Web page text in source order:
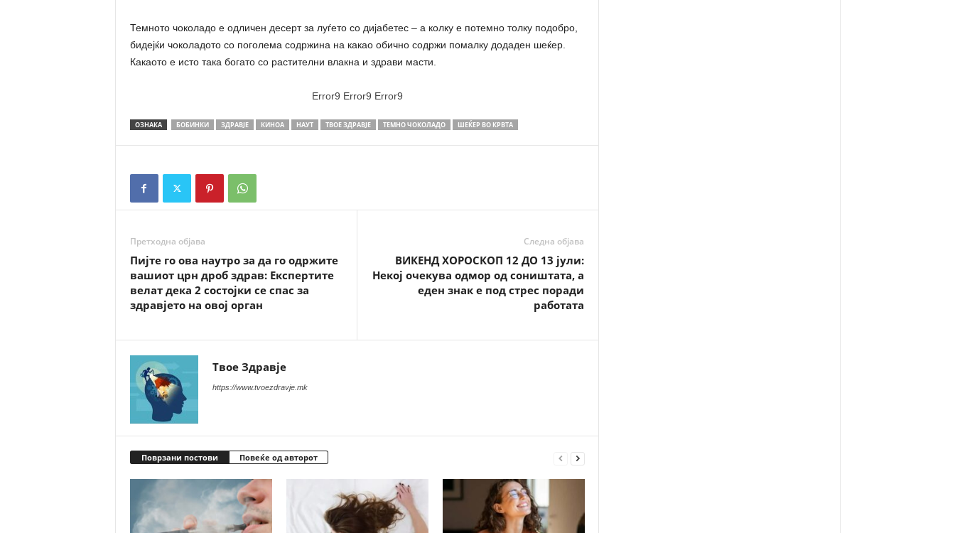
Темното чоколадо е одличен десерт за луѓето со дијабетес – а колку е потемно толку подобро,
бидејќи чоколадото со поголема содржина на какао обично содржи помалку додаден шеќер.
Какаото е исто така богато со растителни влакна и здрави масти.
Error9 Error9 Error9
ОЗНАКА БОБИНКИ ЗДРАВЈЕ КИНОА НАУТ ТВОЕ ЗДРАВЈЕ ТЕМНО ЧОКОЛАДО ШЕЌЕР ВО КРВТА
Претходна објава
Пијте го ова наутро за да го одржите
вашиот црн дроб здрав: Експертите
велат дека 2 состојки се спас за
здравјето на овој орган
Следна објава
ВИКЕНД ХОРОСКОП 12 ДО 13 јули:
Некој очекува одмор од соништата, а
еден знак е под стрес поради
работата
Твое Здравје
https://www.tvoezdravje.mk
Поврзани постови Повеќе од авторот